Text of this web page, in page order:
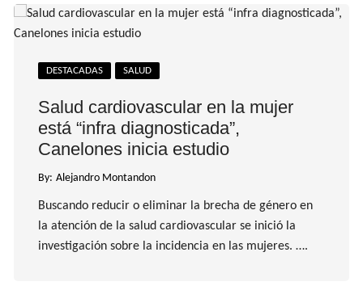
DESTACADAS SALUD
Salud cardiovascular en la mujer
está “infra diagnosticada”,
Canelones inicia estudio
By: Alejandro Montandon
Buscando reducir o eliminar la brecha de género en
la atención de la salud cardiovascular se inició la
investigación sobre la incidencia en las mujeres. ….